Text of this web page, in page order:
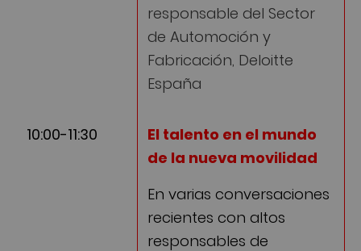
responsable del Sector
de Automoción y
Fabricación, Deloitte
España
10:00-11:30
El talento en el mundo
de la nueva movilidad
En varias conversaciones
recientes con altos
responsables de